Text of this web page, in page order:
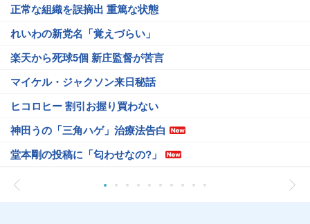
正常な組織を誤摘出 重篤な状態
れいわの新党名「覚えづらい」
楽天から死球5個 新庄監督が苦言
マイケル・ジャクソン来日秘話
ヒコロヒー 割引お握り買わない
神田うの「三角ハゲ」治療法告白
堂本剛の投稿に「匂わせなの?」